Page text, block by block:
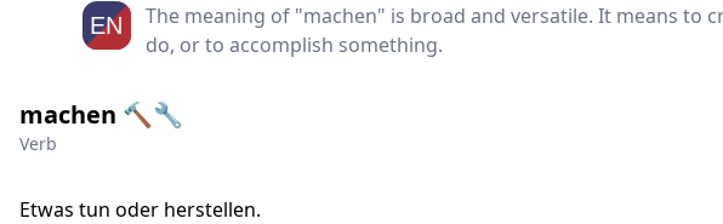
The meaning of "machen" is broad and versatile. It means to
do, or to accomplish something.
machen 🔨🔧
Verb
Etwas tun oder herstellen.